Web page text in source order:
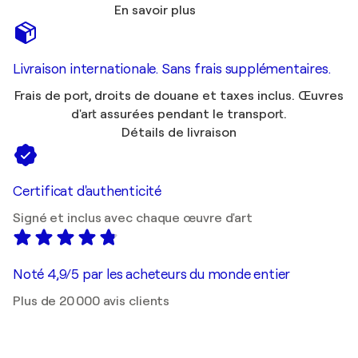
En savoir plus
Livraison internationale. Sans frais supplémentaires.
Frais de port, droits de douane et taxes inclus. Œuvres
d'art assurées pendant le transport.
Détails de livraison
Certificat d'authenticité
Signé et inclus avec chaque œuvre d'art
Noté 4,9/5 par les acheteurs du monde entier
Plus de 20 000 avis clients